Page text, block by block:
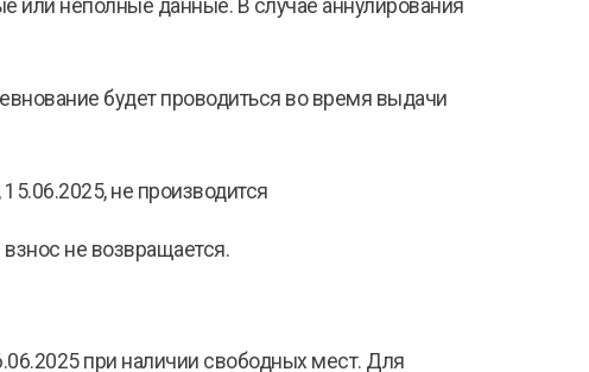
или неполные данные. В случае аннулирования
будет проводиться во время выдачи
не производится
не возвращается.
при наличии свободных мест. Для